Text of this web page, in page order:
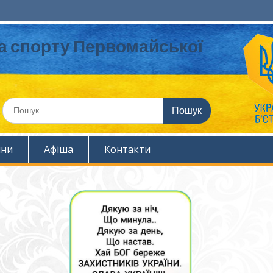
спорту Первомайської
Шукати:
Афіша Контакти